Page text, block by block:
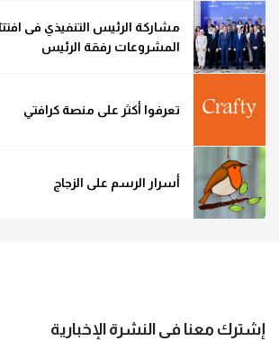
مشاركة الرئيس التنفيذي فى
المشروعات رفقة الرئيس
تعرفوا أكثر على منصة كرافتي
أسرار الرسم على الزجاج
إشترك معنا فى النشرة الإخبارية